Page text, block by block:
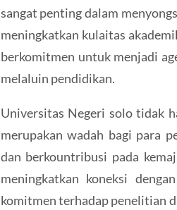
sangat penting dalam
meningkatkan kulaitas
berkomitmen untuk menjadi
melaluin pendidikan.
Universitas Negeri solo tidak
merupakan wadah bagi para
dan berkountribusi pada
meningkatkan koneksi
komitmen terhadap penelitian